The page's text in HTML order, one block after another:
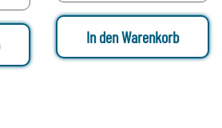
In den Warenkorb